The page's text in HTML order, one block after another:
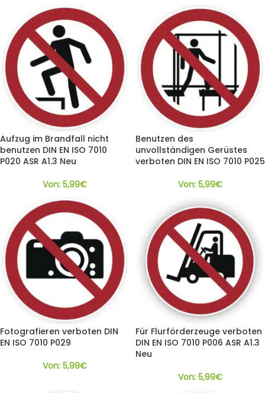
Aufzug im Brandfall nicht
benutzen DIN EN ISO 7010
P020 ASR A1.3 Neu
Von: 5,99€
Benutzen des
unvollständigen Gerüstes
verboten DIN EN ISO 7010 P025
Von: 5,99€
Fotografieren verboten DIN
EN ISO 7010 P029
Von: 5,99€
Für Flurförderzeuge verboten
DIN EN ISO 7010 P006 ASR A1.3
Neu
Von: 5,99€